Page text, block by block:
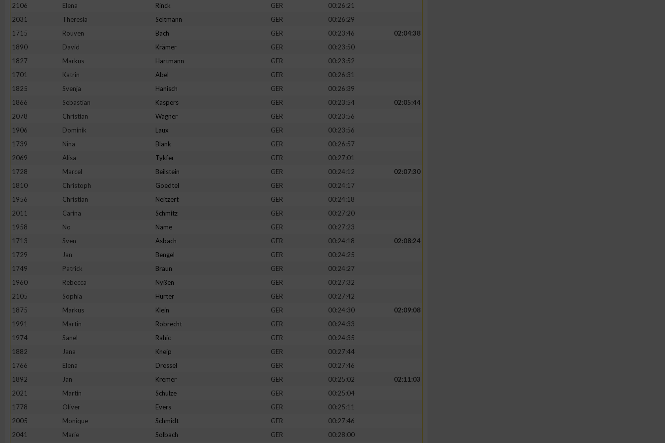
2106
Elena Rinck GER
00:26:21
2031
Theresia Seltmann GER
00:26:29
1715
Rouven Bach GER 00:23:46
02:04:38
1890
David Krämer GER
00:23:50
1827
Markus Hartmann GER
00:23:52
1701
Katrin Abel GER
00:26:31
1825
Svenja Hanisch GER
00:26:39
1866
Sebastian Kaspers GER 00:23:54
02:05:44
2078
Christian Wagner GER
00:23:56
1906
Dominik Laux GER
00:23:56
1739
Nina Blank GER
00:26:57
2069
Alisa Tykfer GER
00:27:01
1728
Marcel Beilstein GER 00:24:12
02:07:30
1810
Christoph Goedtel GER
00:24:17
1956
Christian Neitzert GER
00:24:18
2011
Carina Schmitz GER
00:27:20
1958
No Name GER
00:27:23
1713
Sven Asbach GER 00:24:18
02:08:24
1729
Jan Bengel GER
00:24:25
1749
Patrick Braun GER
00:24:27
1960
Rebecca Nyßen GER
00:27:32
2105
Sophia Hürter GER
00:27:42
1875
Markus Klein GER 00:24:30
02:09:08
1991
Martin Robrecht GER
00:24:33
1974
Sanel Rahic GER
00:24:35
1882
Jana Kneip GER
00:27:44
1766
Elena Dressel GER
00:27:46
1892
Jan Kremer GER 00:25:02
02:11:03
2021
Martin Schulze GER
00:25:04
1778
Oliver Evers GER
00:25:11
2005
Monique Schmidt GER
00:27:46
2041
Marie Solbach GER 00:28:00
Erstellung von Profilen zur Personalisierung von Inhalten
Verwendung von Profilen zur Auswahl personalisierter Inhalte
verschiedenen Quellen
Entwicklung und Verbesserung der Angebote
Verwendung reduzierter Daten zur Auswahl von Inhalten
IAB-Besonderheiten:
Verwendung genauer Standortdaten
Nicht-IAB-Verarbeitungszwecke:
Performance
Funktional
Werbung